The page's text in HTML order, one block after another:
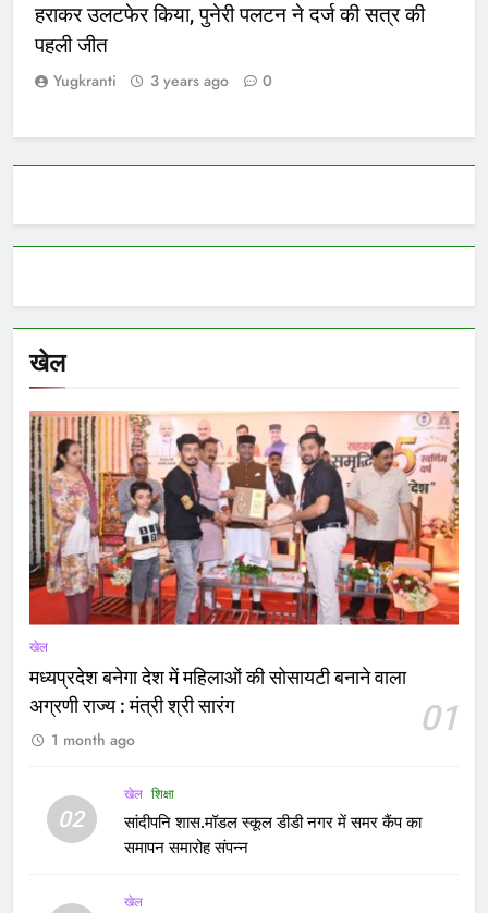
हराकर उलटफेर किया, पुनेरी पलटन ने दर्ज की सत्र की
पहली जीत
Yugkranti 3 years ago 0
खेल
खेल
मध्यप्रदेश बनेगा देश में महिलाओं की सोसायटी बनाने वाला
अग्रणी राज्य : मंत्री श्री सारंग
01
1 month ago
02
खेल शिक्षा
सांदीपनि शास.मॉडल स्कूल डीडी नगर में समर कैंप का
समापन समारोह संपन्न
खेल